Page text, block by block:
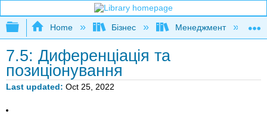
Expand/collapse global hierarchy
Home Бізнес Менеджмент
7.5: Диференціація та
позиціонування
Last updated Oct 25, 2022